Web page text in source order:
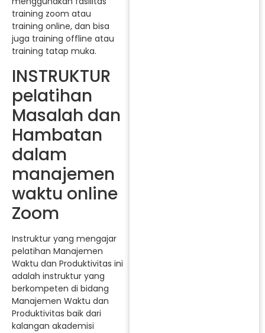
training zoom atau
training online, dan bisa
juga training offline atau
training tatap muka.
INSTRUKTUR
pelatihan
Masalah dan
Hambatan
dalam
manajemen
waktu online
Zoom
Instruktur yang mengajar
pelatihan Manajemen
Waktu dan Produktivitas ini
adalah instruktur yang
berkompeten di bidang
Manajemen Waktu dan
Produktivitas baik dari
kalangan akademisi